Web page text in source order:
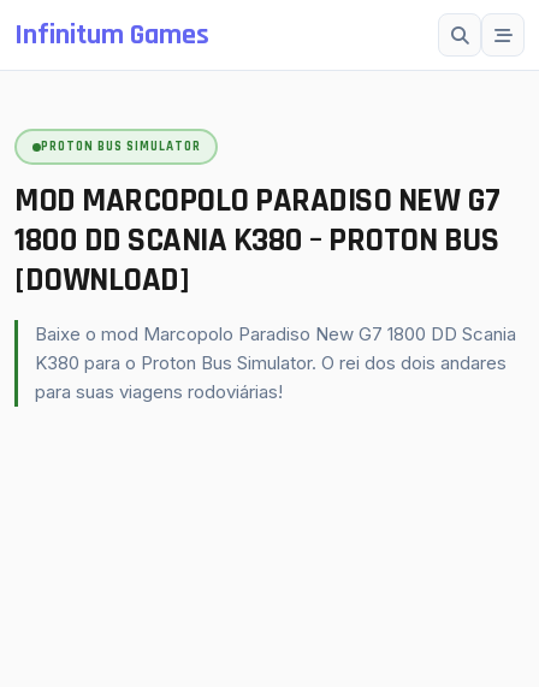
Infinitum Games
SUGESTÕES
Mods OMSI 2
Proton Bus Simulator
Mods ETS 2
American Truck Simulator
PROTON BUS SIMULATOR
MOD MARCOPOLO PARADISO NEW G7
1800 DD SCANIA K380 – PROTON BUS
[DOWNLOAD]
Baixe o mod Marcopolo Paradiso New G7 1800 DD Scania
K380 para o Proton Bus Simulator. O rei dos dois andares
para suas viagens rodoviárias!